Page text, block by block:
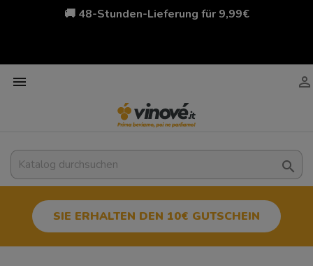
🚚 48-Stunden-Lieferung für 9,99€
 

SIE ERHALTEN DEN 10€ GUTSCHEIN